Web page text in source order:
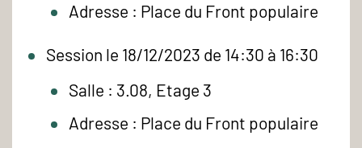
Adresse : Place du Front populaire
Session le 18/12/2023 de 14:30 à 16:30
Salle : 3.08, Etage 3
Adresse : Place du Front populaire